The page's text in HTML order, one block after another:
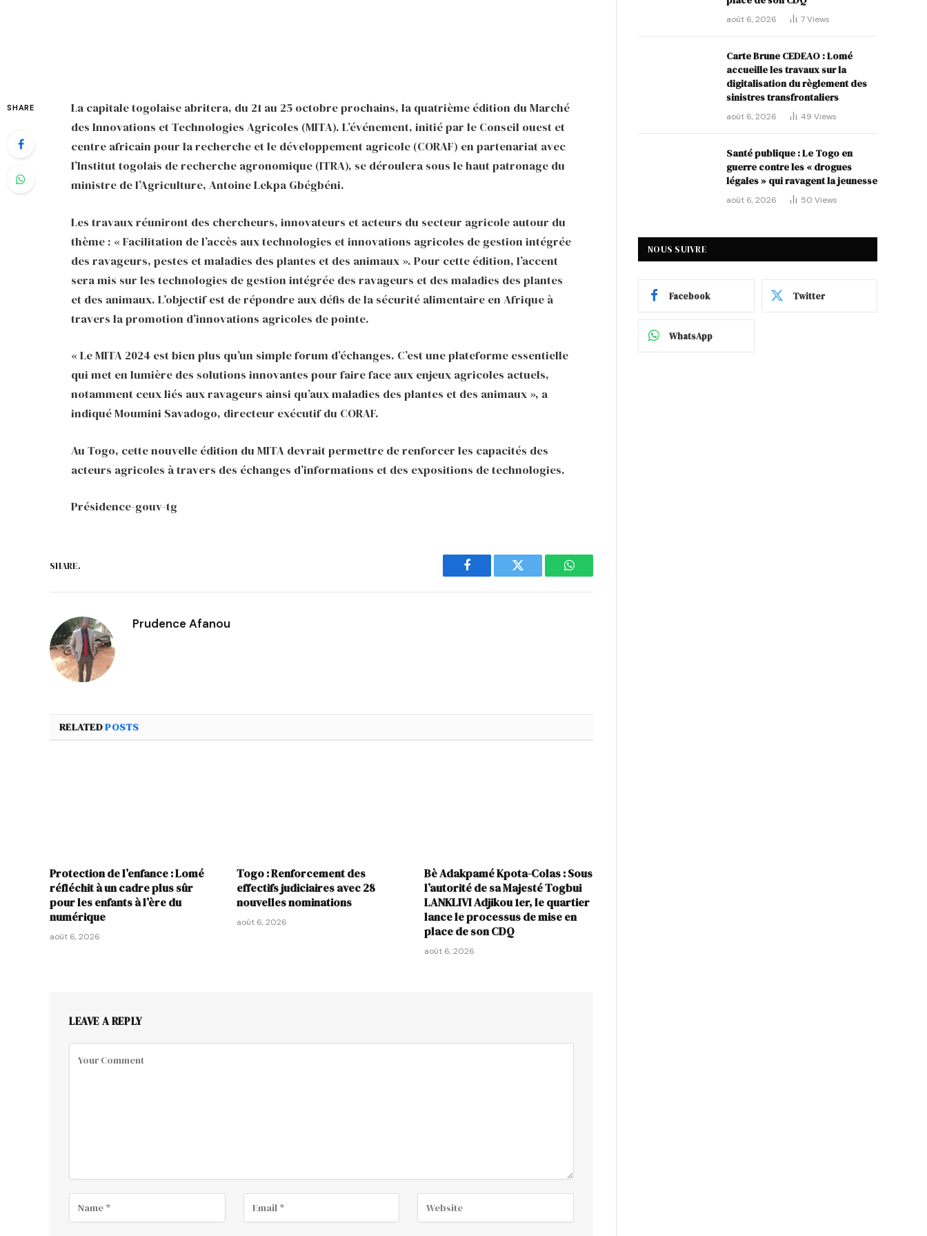
SHARE
La capitale togolaise abritera, du 21 au 25 octobre prochains, la quatrième édition du Marché
des Innovations et Technologies Agricoles (MITA). L’événement, initié par le Conseil ouest et
centre africain pour la recherche et le développement agricole (CORAF) en partenariat avec
l’Institut togolais de recherche agronomique (ITRA), se déroulera sous le haut patronage du
ministre de l’Agriculture, Antoine Lekpa Gbégbéni.
Les travaux réuniront des chercheurs, innovateurs et acteurs du secteur agricole autour du
thème : « Facilitation de l’accès aux technologies et innovations agricoles de gestion intégrée
des ravageurs, pestes et maladies des plantes et des animaux ». Pour cette édition, l’accent
sera mis sur les technologies de gestion intégrée des ravageurs et des maladies des plantes
et des animaux. L’objectif est de répondre aux défis de la sécurité alimentaire en Afrique à
travers la promotion d’innovations agricoles de pointe.
« Le MITA 2024 est bien plus qu’un simple forum d’échanges. C’est une plateforme essentielle
qui met en lumière des solutions innovantes pour faire face aux enjeux agricoles actuels,
notamment ceux liés aux ravageurs ainsi qu’aux maladies des plantes et des animaux », a
indiqué Moumini Savadogo, directeur exécutif du CORAF.
Au Togo, cette nouvelle édition du MITA devrait permettre de renforcer les capacités des
acteurs agricoles à travers des échanges d’informations et des expositions de technologies.
Présidence-gouv-tg
SHARE.
Facebook Twitter WhatsApp
Prudence Afanou
RELATEDPOSTS
Protection de l’enfance : Lomé
réfléchit à un cadre plus sûr
pour les enfants à l’ère du
numérique
août 6, 2026
Togo : Renforcement des
effectifs judiciaires avec 28
nouvelles nominations
août 6, 2026
Bè Adakpamé Kpota-Colas : Sous
l’autorité de sa Majesté Togbui
LANKLIVI Adjikou 1er, le quartier
lance le processus de mise en
place de son CDQ
août 6, 2026
LEAVE A REPLY
août 6, 2026 7Views
Carte Brune CEDEAO : Lomé
accueille les travaux sur la
digitalisation du règlement des
sinistres transfrontaliers
août 6, 2026 49 Views
Santé publique : Le Togo en
guerre contre les « drogues
légales » qui ravagent la jeunesse
août 6, 2026 50 Views
NOUS SUIVRE
Facebook Twitter
WhatsApp